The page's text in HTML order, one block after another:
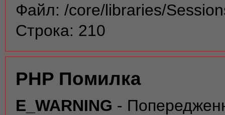
Файл: /core/libraries/
Строка: 210
PHP Помилка
E_WARNING -